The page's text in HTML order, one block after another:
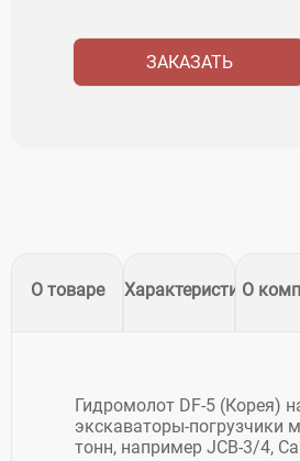
ЗАКАЗАТЬ
О товаре Характеристики
О
Гидромолот DF-5 (Корея)
экскаваторы-погрузчики
тонн, например JCB-3/4,